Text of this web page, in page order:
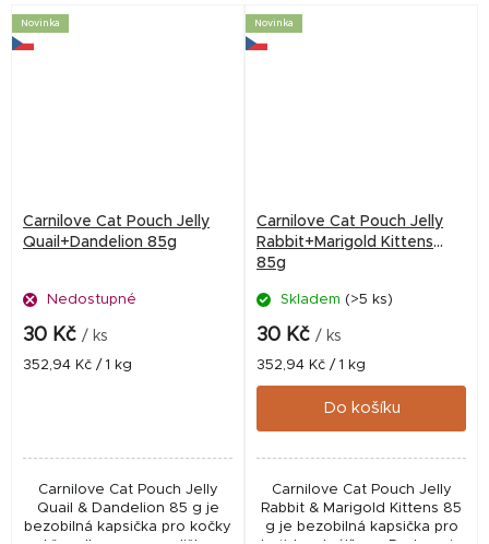
Novinka
Carnilove Cat Pouch Jelly
Quail+Dandelion 85g
Nedostupné
30 Kč / ks
Měrná
352,94 Kč / 1 kg
Carnilove Cat Pouch Jelly
Quail & Dandelion 85 g je
bezobilná kapsička pro kočky
Novinka
Carnilove Cat Pouch Jelly
Rabbit+Marigold Kittens
85g
Skladem (>5 ks)
30 Kč / ks
Měrná
cena:
352,94 Kč / 1 kg
Do košíku
Carnilove Cat Pouch Jelly
Rabbit & Marigold Kittens 85
g je bezobilná kapsička pro